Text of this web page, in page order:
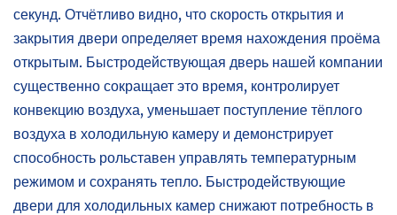
секунд. Отчётливо видно, что скорость открытия и
закрытия двери определяет время нахождения проёма
открытым. Быстродействующая дверь нашей компании
существенно сокращает это время, контролирует
конвекцию воздуха, уменьшает поступление тёплого
воздуха в холодильную камеру и демонстрирует
способность рольставен управлять температурным
режимом и сохранять тепло. Быстродействующие
двери для холодильных камер снижают потребность в